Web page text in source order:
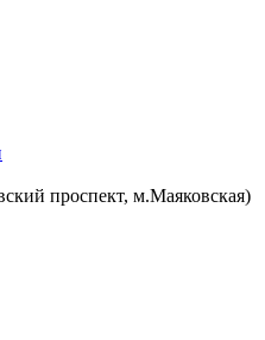
проспект, м.Маяковская)